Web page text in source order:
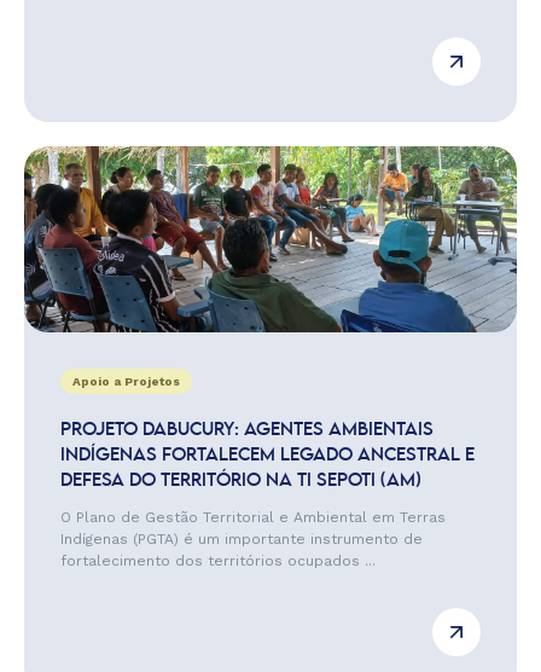
Apoio a Projetos
PROJETO DABUCURY: AGENTES AMBIENTAIS
INDÍGENAS FORTALECEM LEGADO ANCESTRAL E
DEFESA DO TERRITÓRIO NA TI SEPOTI (AM)
O Plano de Gestão Territorial e Ambiental em Terras
Indígenas (PGTA) é um importante instrumento de
fortalecimento dos territórios ocupados ...